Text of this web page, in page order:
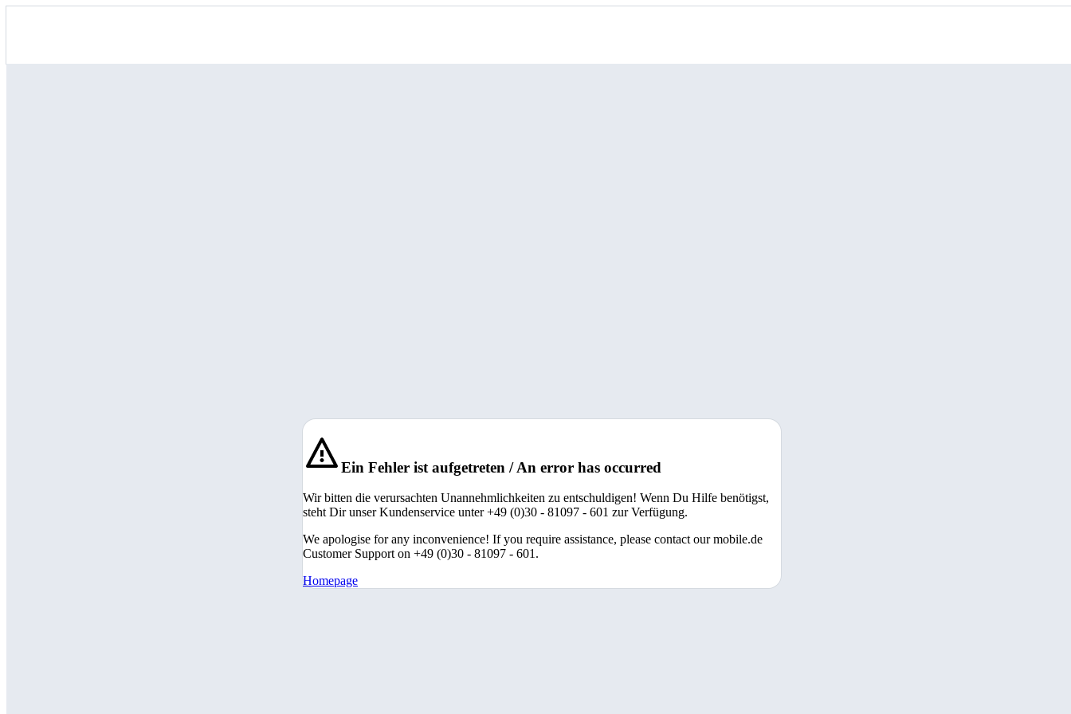
Ein Fehler ist aufgetreten / An error has occurred
Wir bitten die verursachten Unannehmlichkeiten zu entschuldigen! Wenn Du Hilfe benötigst,
steht Dir unser Kundenservice unter +49 (0)30 - 81097 - 601 zur Verfügung.
We apologise for any inconvenience! If you require assistance, please contact our mobile.de
Customer Support on +49 (0)30 - 81097 - 601.
Homepage